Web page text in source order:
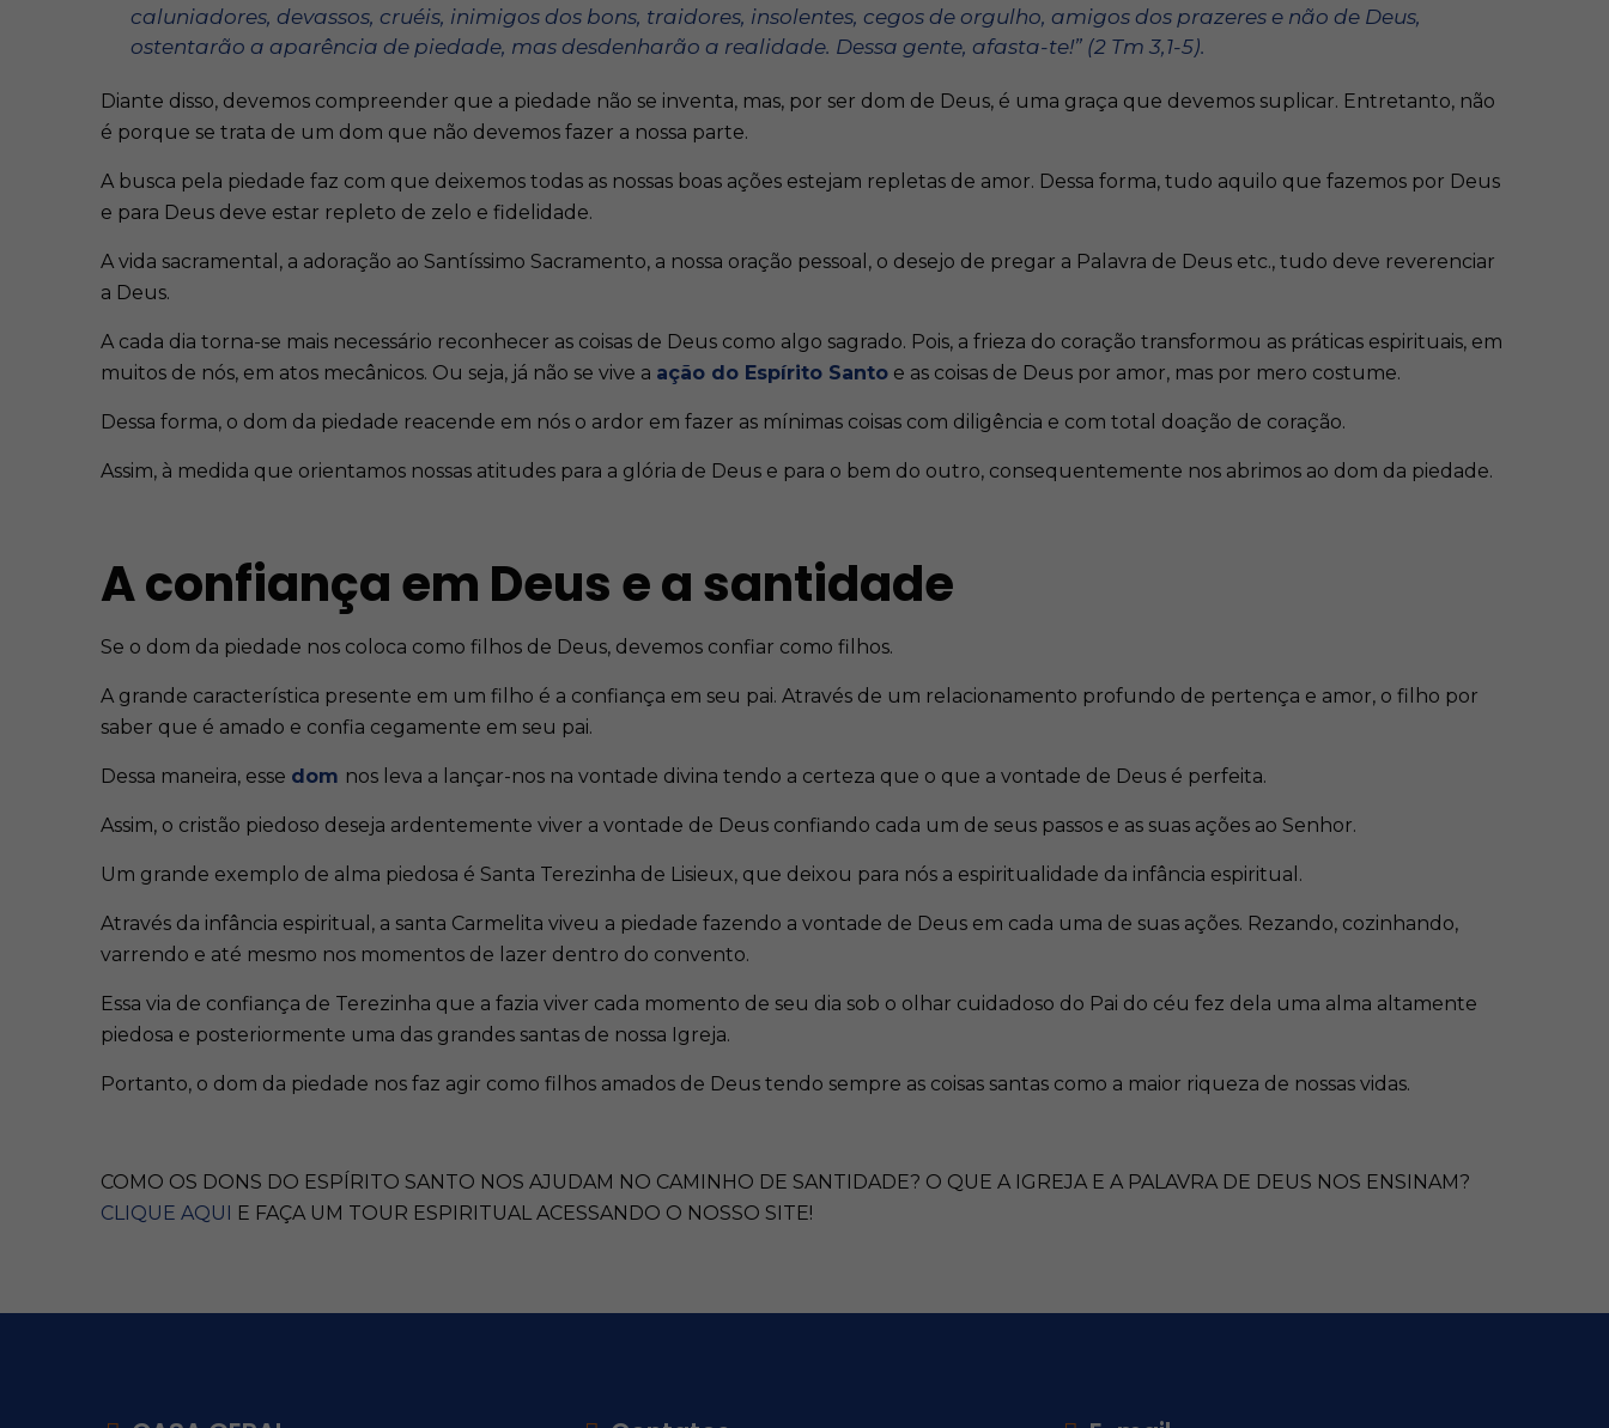
caluniadores, devassos, cruéis, inimigos dos bons, traidores, insolentes, cegos de orgulho, amigos dos prazeres e não de Deus,
ostentarão a aparência de piedade, mas desdenharão a realidade. Dessa gente, afasta-te!” (2 Tm 3,1-5).
Diante disso, devemos compreender que a piedade não se inventa, mas, por ser dom de Deus, é uma graça que devemos suplicar. Entretanto, não
é porque se trata de um dom que não devemos fazer a nossa parte.
A busca pela piedade faz com que deixemos todas as nossas boas ações estejam repletas de amor. Dessa forma, tudo aquilo que fazemos por Deus
e para Deus deve estar repleto de zelo e fidelidade.
A vida sacramental, a adoração ao Santíssimo Sacramento, a nossa oração pessoal, o desejo de pregar a Palavra de Deus etc., tudo deve reverenciar
a Deus.
A cada dia torna-se mais necessário reconhecer as coisas de Deus como algo sagrado. Pois, a frieza do coração transformou as práticas espirituais, em
muitos de nós, em atos mecânicos. Ou seja, já não se vive a ação do Espírito Santo e as coisas de Deus por amor, mas por mero costume.
Dessa forma, o dom da piedade reacende em nós o ardor em fazer as mínimas coisas com diligência e com total doação de coração.
Assim, à medida que orientamos nossas atitudes para a glória de Deus e para o bem do outro, consequentemente nos abrimos ao dom da piedade.
A confiança em Deus e a santidade
Se o dom da piedade nos coloca como filhos de Deus, devemos confiar como filhos.
A grande característica presente em um filho é a confiança em seu pai. Através de um relacionamento profundo de pertença e amor, o filho por
saber que é amado e confia cegamente em seu pai.
Dessa maneira, esse dom nos leva a lançar-nos na vontade divina tendo a certeza que o que a vontade de Deus é perfeita.
Assim, o cristão piedoso deseja ardentemente viver a vontade de Deus confiando cada um de seus passos e as suas ações ao Senhor.
Um grande exemplo de alma piedosa é Santa Terezinha de Lisieux, que deixou para nós a espiritualidade da infância espiritual.
Através da infância espiritual, a santa Carmelita viveu a piedade fazendo a vontade de Deus em cada uma de suas ações. Rezando, cozinhando,
varrendo e até mesmo nos momentos de lazer dentro do convento.
Essa via de confiança de Terezinha que a fazia viver cada momento de seu dia sob o olhar cuidadoso do Pai do céu fez dela uma alma altamente
piedosa e posteriormente uma das grandes santas de nossa Igreja.
Portanto, o dom da piedade nos faz agir como filhos amados de Deus tendo sempre as coisas santas como a maior riqueza de nossas vidas.
COMO OS DONS DO ESPÍRITO SANTO NOS AJUDAM NO CAMINHO DE SANTIDADE? O QUE A IGREJA E A PALAVRA DE DEUS NOS ENSINAM?
CLIQUE AQUI E FAÇA UM TOUR ESPIRITUAL ACESSANDO O NOSSO SITE!